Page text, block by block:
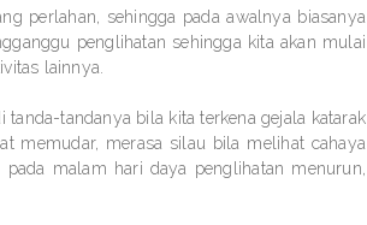
perlahan, sehingga pada awalnya biasanya
penglihatan sehingga kita akan mulai
lainnya.
tandanya bila kita terkena gejala katarak
memudar, merasa silau bila melihat cahaya
malam hari daya penglihatan menurun,